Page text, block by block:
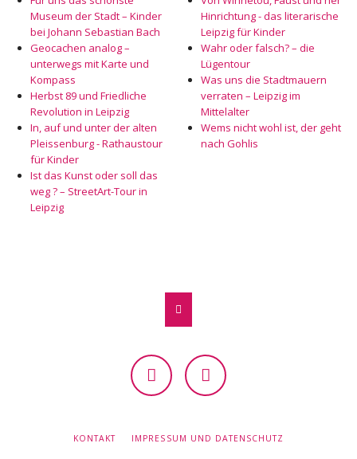
Museum der Stadt – Kinder
bei Johann Sebastian Bach
Geocachen analog –
unterwegs mit Karte und
Kompass
Herbst 89 und Friedliche
Revolution in Leipzig
In, auf und unter der alten
Pleissenburg - Rathaustour
für Kinder
Ist das Kunst oder soll das
weg ? – StreetArt-Tour in
Leipzig
Hinrichtung - das literarische
Leipzig für Kinder
Wahr oder falsch? – die
Lügentour
Was uns die Stadtmauern
verraten – Leipzig im
Mittelalter
Wems nicht wohl ist, der geht
nach Gohlis
NAVIGATION
KONTAKT IMPRESSUM UND DATENSCHUTZ